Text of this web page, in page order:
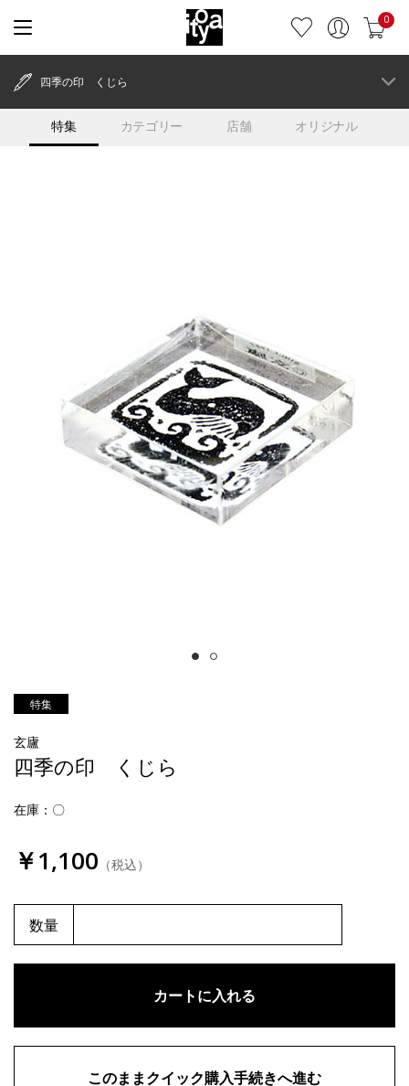
0
特集 カテゴリー 店舗 オリジナル
四季の印 くじら
特集
玄廬
四季の印 くじら
在庫：〇
￥1,100 （税込）
数量